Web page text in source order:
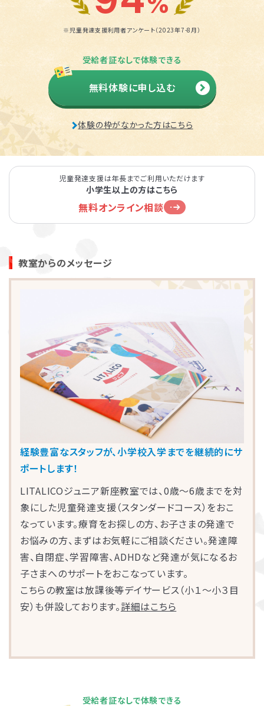
※児童発達支援利用者アンケート（2023年7-8月）
受給者証なしで体験できる
無料体験に申し込む
体験の枠がなかった方はこちら
児童発達支援は年長までご利用いただけます
小学生以上の方はこちら
無料オンライン相談
教室からのメッセージ
経験豊富なスタッフが、小学校入学までを継続的にサ
ポートします！
LITALICOジュニア新座教室では、0歳～6歳までを対
象にした児童発達支援（スタンダードコース）をおこ
なっています。療育をお探しの方、お子さまの発達で
お悩みの方、まずはお気軽にご相談ください。発達障
害、自閉症、学習障害、ADHDなど発達が気になるお
子さまへのサポートをおこなっています。
こちらの教室は放課後等デイサービス（小１〜小３目
安）も併設しております。詳細はこちら
受給者証なしで体験できる